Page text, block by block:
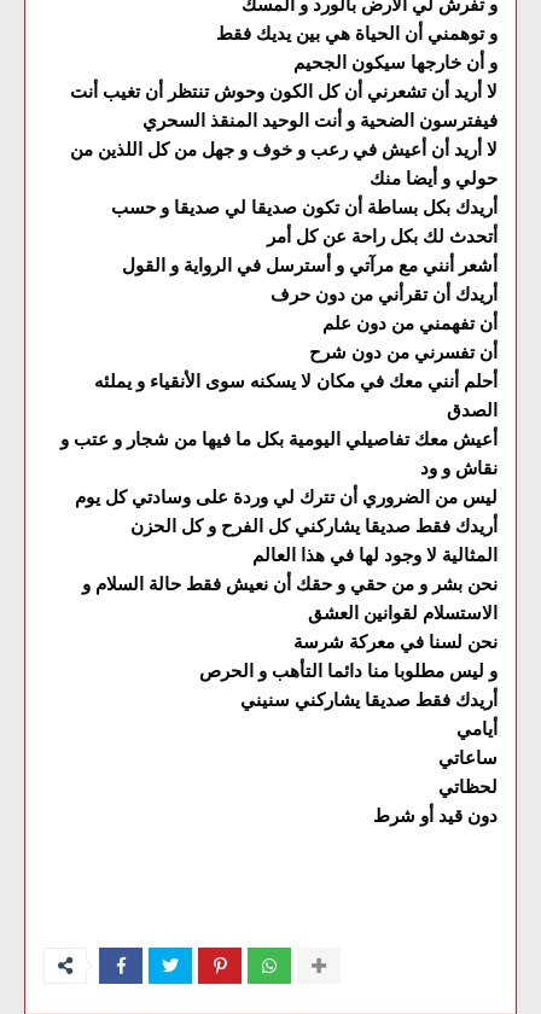
و تفرش لي الأرض بالورد و المسك
و توهمني أن الحياة هي بين يديك فقط
و أن خارجها سيكون الجحيم
لا أريد أن تشعرني أن كل الكون وحوش تنتظر أن تغيب أنت
فيفترسون الضحية و أنت الوحيد المنقذ السحري
لا أريد أن أعيش في رعب و خوف و جهل من كل اللذين من
حولي و أيضا منك
أريدك بكل بساطة أن تكون صديقا لي صديقا و حسب
أتحدث لك بكل راحة عن كل أمر
أشعر أنني مع مرآتي و أسترسل في الرواية و القول
أريدك أن تقرأني من دون حرف
أن تفهمني من دون علم
أن تفسرني من دون شرح
أحلم أنني معك في مكان لا يسكنه سوى الأنقياء و يملئه
الصدق
أعيش معك تفاصيلي اليومية بكل ما فيها من شجار و عتب و
نقاش و ود
ليس من الضروري أن تترك لي وردة على وسادتي كل يوم
أريدك فقط صديقا يشاركني كل الفرح و كل الحزن
المثالية لا وجود لها في هذا العالم
نحن بشر و من حقي و حقك أن نعيش فقط حالة السلام و
الاستسلام لقوانين العشق
نحن لسنا في معركة شرسة
و ليس مطلوبا منا دائما التأهب و الحرص
أريدك فقط صديقا يشاركني سنيني
أيامي
ساعاتي
لحظاتي
دون قيد أو شرط